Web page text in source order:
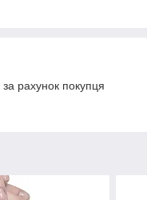
рахунок покупця